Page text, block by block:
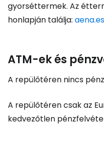
gyorséttermek. Az
honlapján találja:
ATM-ek és
A repülőtéren nincs
A repülőtéren csak az
kedvezőtlen